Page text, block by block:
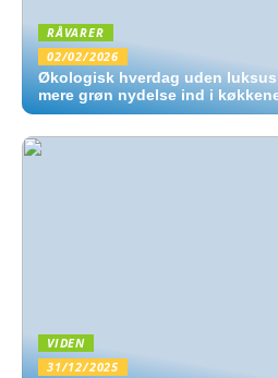
RÅVARER
02/02/2026
Økologisk hverdag uden
mere grøn nydelse ind i
VIDEN
31/12/2025